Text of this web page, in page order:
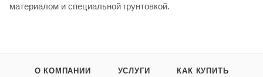
материалом и специальной грунтовкой.
О КОМПАНИИ УСЛУГИ КАК КУПИТЬ